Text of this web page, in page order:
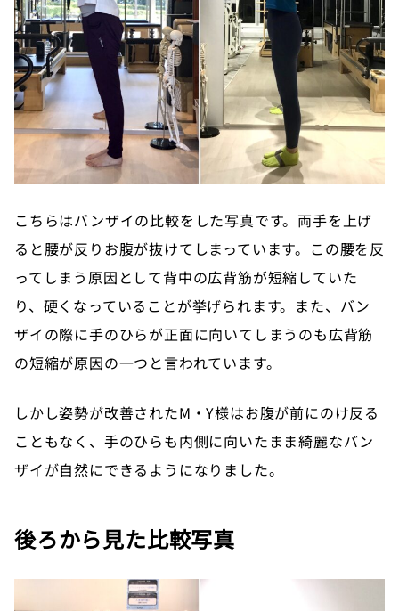
こちらはバンザイの比較をした写真です。両手を上げ
ると腰が反りお腹が抜けてしまっています。この腰を反
ってしまう原因として背中の広背筋が短縮していた
り、硬くなっていることが挙げられます。また、バン
ザイの際に手のひらが正面に向いてしまうのも広背筋
の短縮が原因の一つと言われています。
しかし姿勢が改善されたM・Y様はお腹が前にのけ反る
こともなく、手のひらも内側に向いたまま綺麗なバン
ザイが自然にできるようになりました。
後ろから見た比較写真